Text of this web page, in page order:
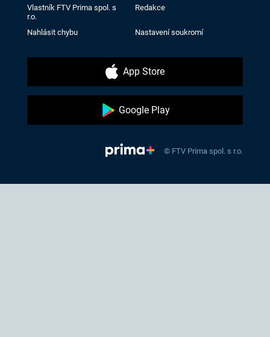
Vlastník FTV Prima spol. s
r.o.
Redakce
Nahlásit chybu Nastavení soukromí
App Store
Google Play
© FTV Prima spol. s r.o.